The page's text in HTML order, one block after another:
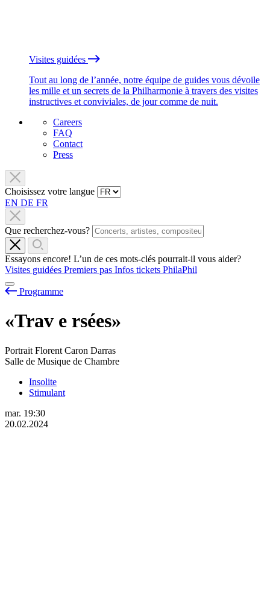
Visites guidées
Tout au long de l’année, notre équipe de guides vous dévoile
les mille et un secrets de la Philharmonie à travers des visites
instructives et conviviales, de jour comme de nuit.
Careers
FAQ
Contact
Press
Choisissez votre langue
EN DE FR
Que recherchez-vous?
Essayons encore! L’un de ces mots-clés pourrait-il vous aider?
Visites guidées Premiers pas Infos tickets PhilaPhil
Programme
«Trav e rsées»
Portrait Florent Caron Darras
Salle de Musique de Chambre
Insolite
Stimulant
mar. 19:30
20.02.2024